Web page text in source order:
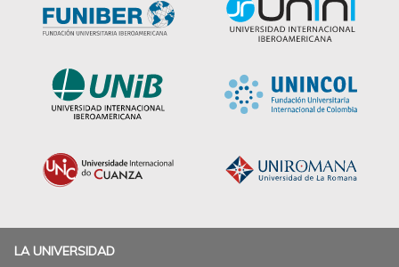
LA UNIVERSIDAD